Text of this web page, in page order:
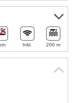
Inkl. 200 m